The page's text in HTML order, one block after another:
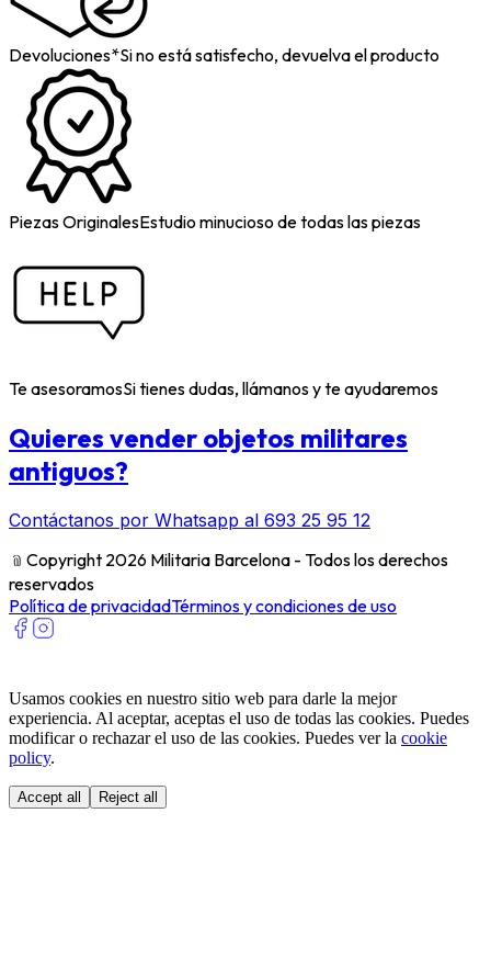
Devoluciones*Si no está satisfecho, devuelva el producto
Piezas OriginalesEstudio minucioso de todas las piezas
Te asesoramosSi tienes dudas, llámanos y te ayudaremos
Quieres vender objetos militares
antiguos?
Contáctanos por Whatsapp al 693 25 95 12
﹫ Copyright 2026 Militaria Barcelona - Todos los derechos
reservados
Política de privacidadTérminos y condiciones de uso
Usamos cookies en nuestro sitio web para darle la mejor
experiencia. Al aceptar, aceptas el uso de todas las cookies. Puedes
modificar o rechazar el uso de las cookies. Puedes ver la cookie
policy.
Accept all Reject all